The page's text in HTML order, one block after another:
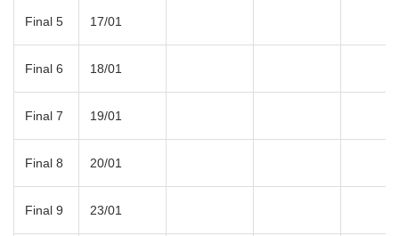
Final 5 17/01
Final 6 18/01
Final 7 19/01
Final 8 20/01
Final 9 23/01